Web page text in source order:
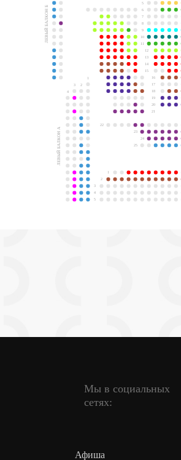
ЛЕВЫЙ БАЛКОН Б
ЛЕВЫЙ БАЛКОН А
5
6
7
8
9
10
12
13
14
15
16
17
19
20
21
22
23
24
25
2
3
4
5
2
3
4
Мы в социальных
сетях:
Афиша